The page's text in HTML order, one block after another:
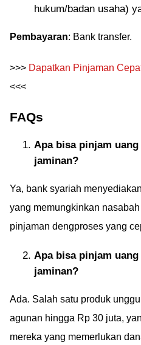
hukum/badan usaha)
Pembayaran: Bank transfer.
>>> Dapatkan Pinjaman
<<<
FAQs
Apa bisa pinjam
jaminan?
Ya, bank syariah
yang memungkinkan
pinjaman dengproses yang
Apa bisa pinjam
jaminan?
Ada. Salah satu produk
agunan hingga Rp 30 juta,
mereka yang memerlukan